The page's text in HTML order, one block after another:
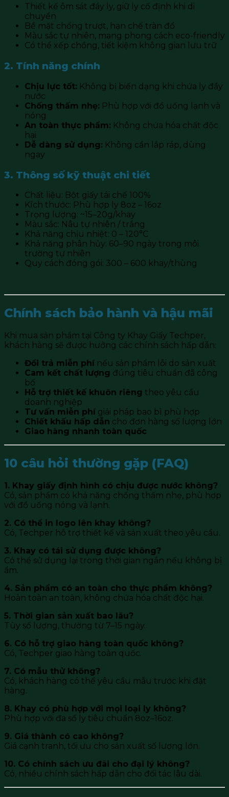
Thiết kế ôm sát đáy ly, giữ ly cố định khi di
chuyển
Bề mặt chống trượt, hạn chế tràn đổ
Màu sắc tự nhiên, mang phong cách eco-friendly
Có thể xếp chồng, tiết kiệm không gian lưu trữ
2. Tính năng chính
Chịu lực tốt: Không bị biến dạng khi chứa ly đầy
nước
Chống thấm nhẹ: Phù hợp với đồ uống lạnh và
nóng
An toàn thực phẩm: Không chứa hóa chất độc
hại
Dễ dàng sử dụng: Không cần lắp ráp, dùng
ngay
3. Thông số kỹ thuật chi tiết
Chất liệu: Bột giấy tái chế 100%
Kích thước: Phù hợp ly 8oz – 16oz
Trọng lượng: ~15–20g/khay
Màu sắc: Nâu tự nhiên / trắng
Khả năng chịu nhiệt: 0 – 120°C
Khả năng phân hủy: 60–90 ngày trong môi
trường tự nhiên
Quy cách đóng gói: 300 – 600 khay/thùng
Chính sách bảo hành và hậu mãi
Khi mua sản phẩm tại Công ty Khay Giấy Techper,
khách hàng sẽ được hưởng các chính sách hấp dẫn:
Đổi trả miễn phí nếu sản phẩm lỗi do sản xuất
Cam kết chất lượng đúng tiêu chuẩn đã công
bố
Hỗ trợ thiết kế khuôn riêng theo yêu cầu
doanh nghiệp
Tư vấn miễn phí giải pháp bao bì phù hợp
Chiết khấu hấp dẫn cho đơn hàng số lượng lớn
Giao hàng nhanh toàn quốc
10 câu hỏi thường gặp (FAQ)
1. Khay giấy định hình có chịu được nước không?
Có, sản phẩm có khả năng chống thấm nhẹ, phù hợp
với đồ uống nóng và lạnh.
2. Có thể in logo lên khay không?
Có, Techper hỗ trợ thiết kế và sản xuất theo yêu cầu.
3. Khay có tái sử dụng được không?
Có thể sử dụng lại trong thời gian ngắn nếu không bị
ẩm.
4. Sản phẩm có an toàn cho thực phẩm không?
Hoàn toàn an toàn, không chứa hóa chất độc hại.
5. Thời gian sản xuất bao lâu?
Tùy số lượng, thường từ 7–15 ngày.
6. Có hỗ trợ giao hàng toàn quốc không?
Có, Techper giao hàng toàn quốc.
7. Có mẫu thử không?
Có, khách hàng có thể yêu cầu mẫu trước khi đặt
hàng.
8. Khay có phù hợp với mọi loại ly không?
Phù hợp với đa số ly tiêu chuẩn 8oz–16oz.
9. Giá thành có cao không?
Giá cạnh tranh, tối ưu cho sản xuất số lượng lớn.
10. Có chính sách ưu đãi cho đại lý không?
Có, nhiều chính sách hấp dẫn cho đối tác lâu dài.